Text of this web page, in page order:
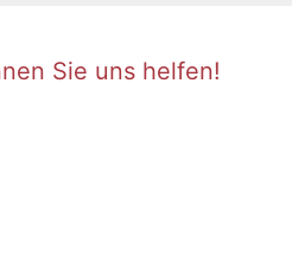
Sie uns helfen!